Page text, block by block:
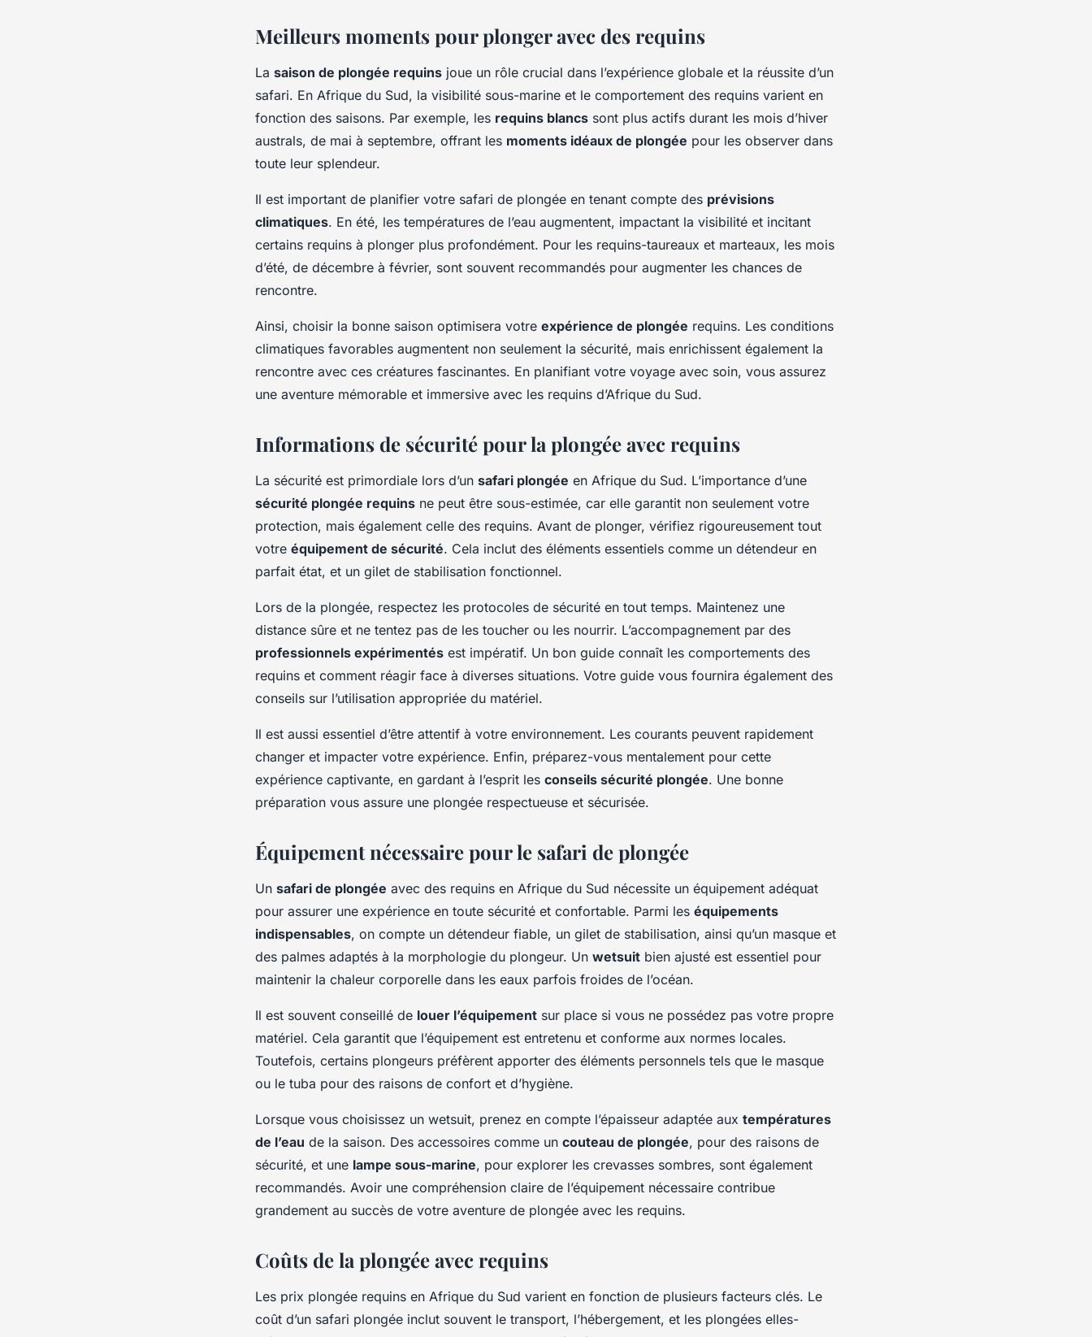
Meilleurs moments pour plonger avec des requins
La saison de plongée requins joue un rôle crucial dans l’expérience globale et la réussite d’un
safari. En Afrique du Sud, la visibilité sous-marine et le comportement des requins varient en
fonction des saisons. Par exemple, les requins blancs sont plus actifs durant les mois d’hiver
australs, de mai à septembre, offrant les moments idéaux de plongée pour les observer dans
toute leur splendeur.
Il est important de planifier votre safari de plongée en tenant compte des prévisions
climatiques. En été, les températures de l’eau augmentent, impactant la visibilité et incitant
certains requins à plonger plus profondément. Pour les requins-taureaux et marteaux, les mois
d’été, de décembre à février, sont souvent recommandés pour augmenter les chances de
rencontre.
Ainsi, choisir la bonne saison optimisera votre expérience de plongée requins. Les conditions
climatiques favorables augmentent non seulement la sécurité, mais enrichissent également la
rencontre avec ces créatures fascinantes. En planifiant votre voyage avec soin, vous assurez
une aventure mémorable et immersive avec les requins d’Afrique du Sud.
Informations de sécurité pour la plongée avec requins
La sécurité est primordiale lors d’un safari plongée en Afrique du Sud. L’importance d’une
sécurité plongée requins ne peut être sous-estimée, car elle garantit non seulement votre
protection, mais également celle des requins. Avant de plonger, vérifiez rigoureusement tout
votre équipement de sécurité. Cela inclut des éléments essentiels comme un détendeur en
parfait état, et un gilet de stabilisation fonctionnel.
Lors de la plongée, respectez les protocoles de sécurité en tout temps. Maintenez une
distance sûre et ne tentez pas de les toucher ou les nourrir. L’accompagnement par des
professionnels expérimentés est impératif. Un bon guide connaît les comportements des
requins et comment réagir face à diverses situations. Votre guide vous fournira également des
conseils sur l’utilisation appropriée du matériel.
Il est aussi essentiel d’être attentif à votre environnement. Les courants peuvent rapidement
changer et impacter votre expérience. Enfin, préparez-vous mentalement pour cette
expérience captivante, en gardant à l’esprit les conseils sécurité plongée. Une bonne
préparation vous assure une plongée respectueuse et sécurisée.
Équipement nécessaire pour le safari de plongée
Un safari de plongée avec des requins en Afrique du Sud nécessite un équipement adéquat
pour assurer une expérience en toute sécurité et confortable. Parmi les équipements
indispensables, on compte un détendeur fiable, un gilet de stabilisation, ainsi qu’un masque et
des palmes adaptés à la morphologie du plongeur. Un wetsuit bien ajusté est essentiel pour
maintenir la chaleur corporelle dans les eaux parfois froides de l’océan.
Il est souvent conseillé de louer l’équipement sur place si vous ne possédez pas votre propre
matériel. Cela garantit que l’équipement est entretenu et conforme aux normes locales.
Toutefois, certains plongeurs préfèrent apporter des éléments personnels tels que le masque
ou le tuba pour des raisons de confort et d’hygiène.
Lorsque vous choisissez un wetsuit, prenez en compte l’épaisseur adaptée aux températures
de l’eau de la saison. Des accessoires comme un couteau de plongée, pour des raisons de
sécurité, et une lampe sous-marine, pour explorer les crevasses sombres, sont également
recommandés. Avoir une compréhension claire de l’équipement nécessaire contribue
grandement au succès de votre aventure de plongée avec les requins.
Coûts de la plongée avec requins
Les prix plongée requins en Afrique du Sud varient en fonction de plusieurs facteurs clés. Le
coût d’un safari plongée inclut souvent le transport, l’hébergement, et les plongées elles-